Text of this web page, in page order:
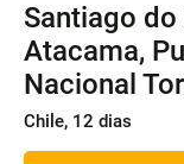
Santiago do
Atacama,
Nacional
Chile, 12 dias